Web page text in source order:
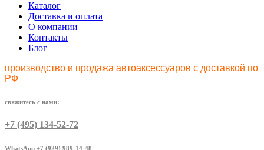
Каталог
Доставка и оплата
О компании
Контакты
Блог
производство и продажа автоаксессуаров с доставкой по
РФ
свяжитесь с нами:
+7 (495) 134-52-72
WhatsApp +7 (929) 989-14-48